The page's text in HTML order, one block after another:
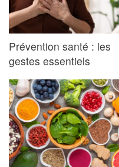
Prévention santé : les
gestes essentiels